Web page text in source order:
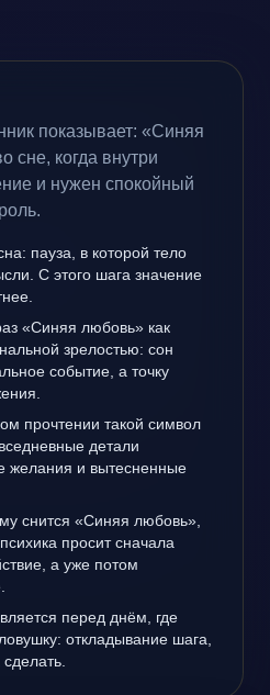
показывает: «Синяя
сне, когда внутри
и нужен спокойный
пауза, в которой тело
С этого шага значение
«Синяя любовь» как
зрелостью: сон
событие, а точку
прочтении такой символ
детали
желания и вытесненные
снится «Синяя любовь»,
просит сначала
а уже потом
перед днём, где
откладывание шага,